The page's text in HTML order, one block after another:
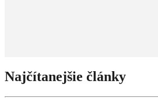
Najčítanejšie články